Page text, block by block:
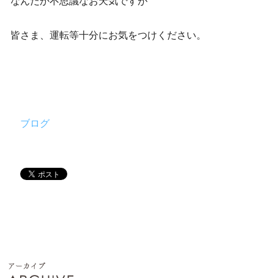
皆さま、運転等十分にお気をつけください。
ブログ